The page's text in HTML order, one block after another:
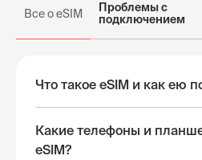
Все о eSIM
Проблемы с
подключением
Что такое eSIM и как ею
Какие телефоны и
eSIM?